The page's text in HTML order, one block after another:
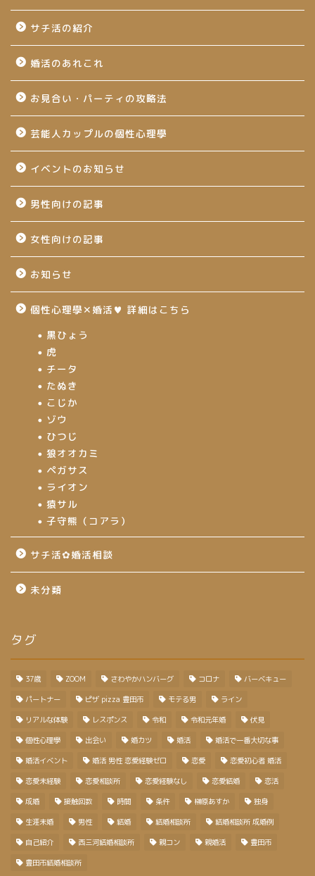
サチ活の紹介
婚活のあれこれ
お見合い・パーティの攻略法
芸能人カップルの個性心理學
イベントのお知らせ
男性向けの記事
女性向けの記事
お知らせ
個性心理學✕婚活♥ 詳細はこちら
黒ひょう
虎
チータ
たぬき
こじか
ゾウ
ひつじ
狼オオカミ
ペガサス
ライオン
猿サル
子守熊（コアラ）
サチ活✿婚活相談
未分類
タグ
37歳 ZOOM さわやかハンバーグ コロナ バーベキュー
パートナー ピザ pizza 豊田市 モテる男 ライン
リアルな体験 レスポンス 令和 令和元年婚 伏見
個性心理學 出会い 婚カツ 婚活 婚活で一番大切な事
婚活イベント 婚活 男性 恋愛経験ゼロ 恋愛 恋愛初心者 婚活
恋愛未経験 恋愛相談所 恋愛経験なし 恋愛結婚 恋活
成婚 接触回数 時間 条件 榊原あすか 独身
生涯未婚 男性 結婚 結婚相談所 結婚相談所 成婚例
自己紹介 西三河結婚相談所 親コン 親婚活 豊田市
豊田市結婚相談所